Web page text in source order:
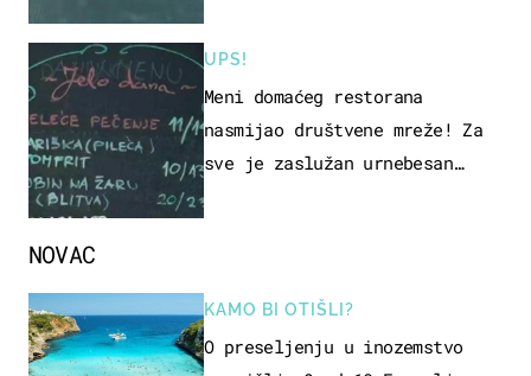
UPS!
Meni domaćeg restorana
nasmijao društvene mreže! Za
sve je zaslužan urnebesan
NOVAC
KAMO BI OTIŠLI?
O preseljenju u inozemstvo